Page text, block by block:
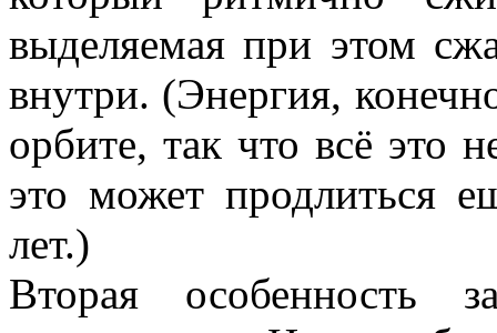
выделяемая при этом
внутри. (Энергия,
орбите, так что всё это
это может продлиться
лет.)
Вторая особенность